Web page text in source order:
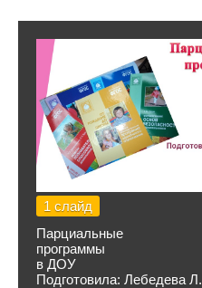
1 слайд
Парциальные
программы
в ДОУ
Подготовила: Лебедева